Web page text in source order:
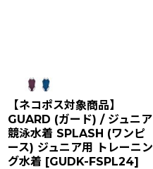
【ネコポス対象商品】
GUARD (ガード) / ジュニア
競泳水着 SPLASH (ワンピ
ース) ジュニア用 トレーニン
グ水着 [GUDK-FSPL24]